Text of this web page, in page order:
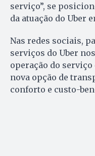
serviço”, se
da atuação do Uber
Nas redes sociais,
serviços do Uber
operação do
nova opção de
conforto e custo-